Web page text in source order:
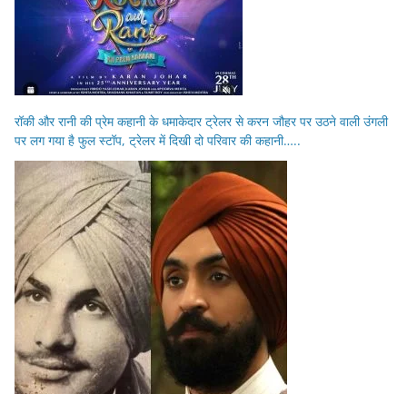
रॉकी और रानी की प्रेम कहानी के धमाकेदार ट्रेलर से करन जौहर पर उठने वाली उंगली
पर लग गया है फुल स्टॉप, ट्रेलर में दिखी दो परिवार की कहानी…..